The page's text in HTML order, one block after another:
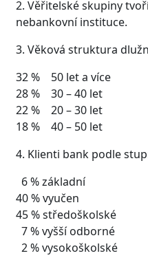
2. Věřitelské skupiny
nebankovní instituce.
3. Věková struktura
32 % 50 let a více
28 % 30 – 40 let
22 % 20 – 30 let
18 % 40 – 50 let
4. Klienti bank podle
6 % základní
40 % vyučen
45 % středoškolské
7 % vyšší odborné
2 % vysokoškolské